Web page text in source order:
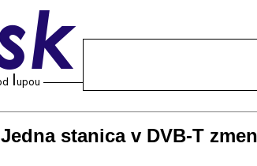
Jedna stanica v DVB-T